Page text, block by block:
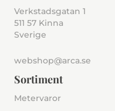
Verkstadsgatan 1
511 57 Kinna
Sverige
webshop@arca.se
Sortiment
Metervaror